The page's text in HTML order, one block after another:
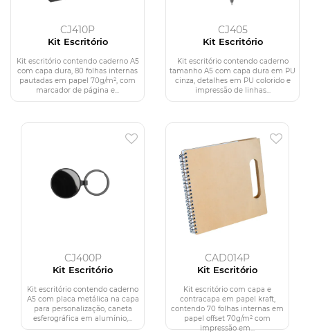
CJ410P
Kit Escritório
Kit escritório contendo caderno A5
com capa dura, 80 folhas internas
pautadas em papel 70g/m², com
marcador de página e...
CJ405
Kit Escritório
Kit escritório contendo caderno
tamanho A5 com capa dura em PU
cinza, detalhes em PU colorido e
impressão de linhas...
CJ400P
Kit Escritório
Kit escritório contendo caderno
A5 com placa metálica na capa
para personalização, caneta
esferográfica em alumínio,...
CAD014P
Kit Escritório
Kit escritório com capa e
contracapa em papel kraft,
contendo 70 folhas internas em
papel offset 70g/m² com
impressão em...